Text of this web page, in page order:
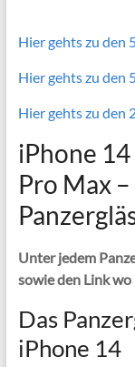
Hier gehts zu den
Hier gehts zu den
Hier gehts zu den
iPhone
Pro Max
Unter jedem
sowie den Link wo
Das
iPhone 14